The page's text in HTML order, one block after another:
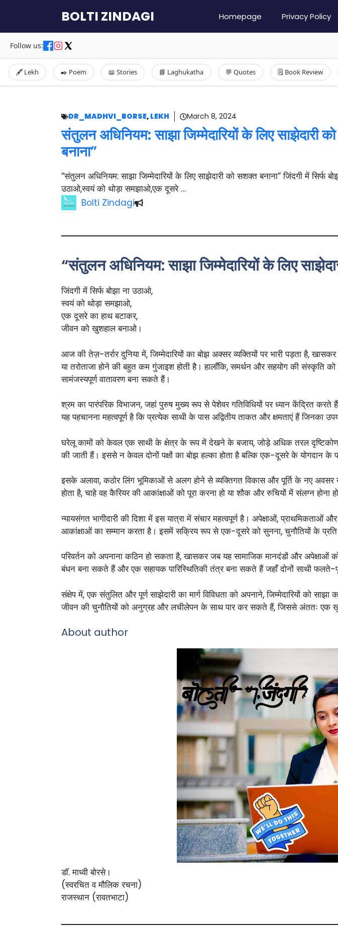
content
BOLTI ZINDAGI Homepage Privacy Policy
Follow us:
🖋️ Lekh ✒️ Poem 📖 Stories 📘 Laghukatha 💬 Quotes 🗒️ Book Review
DR_MADHVI_BORSE, LEKH March 8, 2024
संतुलन अधिनियम: साझा जिम्मेदारियों के लिए साझेदारी
बनाना”
“संतुलन अधिनियम: साझा जिम्मेदारियों के लिए साझेदारी को सशक्त बनाना” जिंदगी में सिर्फ
उठाओ,स्वयं को थोड़ा समझाओ,एक दूसरे …
Bolti Zindagi
“संतुलन अधिनियम: साझा जिम्मेदारियों के लिए
जिंदगी में सिर्फ बोझा ना उठाओ,
स्वयं को थोड़ा समझाओ,
एक दूसरे का हाथ बटाकर,
जीवन को खुशहाल बनाओ।
आज की तेज़-तर्रार दुनिया में, जिम्मेदारियों का बोझ अक्सर व्यक्तियों पर भारी पड़ता है,
या तरोताजा होने की बहुत कम गुंजाइश होती है। हालाँकि, समर्थन और सहयोग की संस्कृति
सामंजस्यपूर्ण वातावरण बना सकते हैं।
श्रम का पारंपरिक विभाजन, जहां पुरुष मुख्य रूप से पेशेवर गतिविधियों पर ध्यान केंद्रित
यह पहचानना महत्वपूर्ण है कि प्रत्येक साथी के पास अद्वितीय ताकत और क्षमताएं हैं
घरेलू कामों को केवल एक साथी के क्षेत्र के रूप में देखने के बजाय, जोड़े अधिक तरल दृष्टिकोण
की जाती हैं। इससे न केवल दोनों पक्षों का बोझ हल्का होता है बल्कि एक-दूसरे के योगदान के
इसके अलावा, कठोर लिंग भूमिकाओं से अलग होने से व्यक्तिगत विकास और पूर्ति के नए
होता है, चाहे वह कैरियर की आकांक्षाओं को पूरा करना हो या शौक और रुचियों में संलग्न
न्यायसंगत भागीदारी की दिशा में इस यात्रा में संचार महत्वपूर्ण है। अपेक्षाओं,
आकांक्षाओं का सम्मान करता है। इसमें सक्रिय रूप से एक-दूसरे को सुनना, चुनौतियों के प्रति
परिवर्तन को अपनाना कठिन हो सकता है, खासकर जब यह सामाजिक मानदंडों और
बंधन बना सकते हैं और एक सहायक पारिस्थितिकी तंत्र बना सकते हैं जहाँ दोनों साथी
संक्षेप में, एक संतुलित और पूर्ण साझेदारी का मार्ग विविधता को अपनाने, जिम्मेदारियों
जीवन की चुनौतियों को अनुग्रह और लचीलेपन के साथ पार कर सकते हैं, जिससे अंततः एक
About author
डॉ. माध्वी बोरसे।
(स्वरचित व मौलिक रचना)
राजस्थान (रावतभाटा)